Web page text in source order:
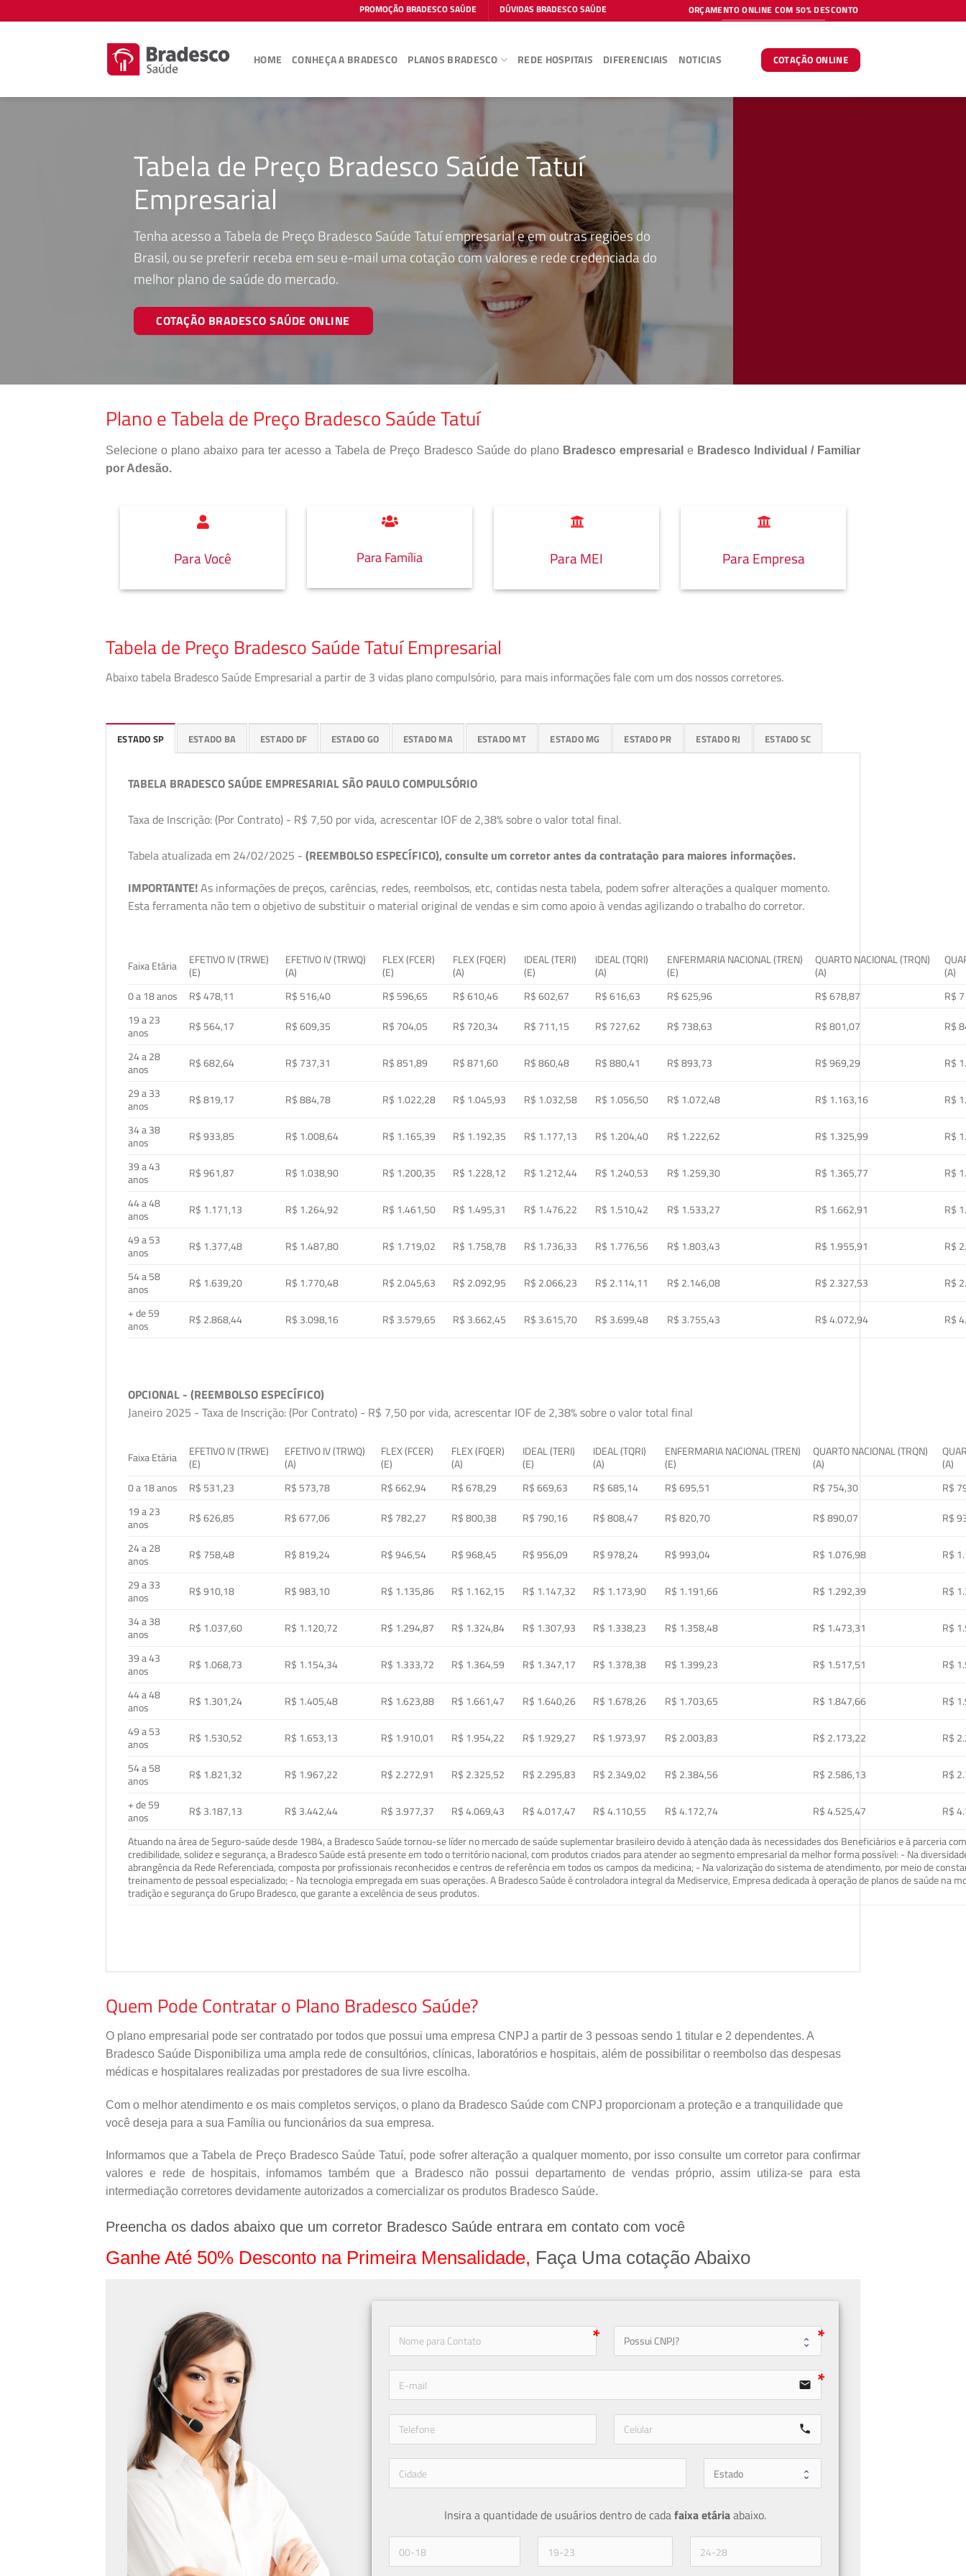
to
PROMOÇÃO BRADESCO SAÚDE DÚVIDAS BRADESCO SAÚDE ORÇAMENTO ONLINE COM 50% DESCONTO
HOME CONHEÇA A BRADESCO PLANOS BRADESCO REDE HOSPITAIS DIFERENCIAIS NOTICIAS COTAÇÃO ONLINE
Tabela de Preço Bradesco Saúde Tatuí
Empresarial
Tenha acesso a Tabela de Preço Bradesco Saúde Tatuí empresarial e em outras regiões do
Brasil, ou se preferir receba em seu e-mail uma cotação com valores e rede credenciada do
melhor plano de saúde do mercado.
COTAÇÃO BRADESCO SAÚDE ONLINE
Plano e Tabela de Preço Bradesco Saúde Tatuí
Selecione o plano abaixo para ter acesso a Tabela de Preço Bradesco Saúde do plano Bradesco empresarial e Bradesco Individual / Familiar
por Adesão.
Para Você Para Família Para MEI Para Empresa
Tabela de Preço Bradesco Saúde Tatuí Empresarial
Abaixo tabela Bradesco Saúde Empresarial a partir de 3 vidas plano compulsório, para mais informações fale com um dos nossos corretores.
ESTADO SP ESTADO BA ESTADO DF ESTADO GO ESTADO MA ESTADO MT ESTADO MG ESTADO PR ESTADO RJ ESTADO SC
TABELA BRADESCO SAÚDE EMPRESARIAL SÃO PAULO COMPULSÓRIO
Taxa de Inscrição: (Por Contrato) - R$ 7,50 por vida, acrescentar IOF de 2,38% sobre o valor total final.
Tabela atualizada em 24/02/2025 - (REEMBOLSO ESPECÍFICO), consulte um corretor antes da contratação para maiores informações.
IMPORTANTE!As informações de preços, carências, redes, reembolsos, etc, contidas nesta tabela, podem sofrer alterações a qualquer momento.
Esta ferramenta não tem o objetivo de substituir o material original de vendas e sim como apoio à vendas agilizando o trabalho do corretor.
Faixa Etária
EFETIVO IV (TRWE)
(E)
EFETIVO IV (TRWQ)
(A)
FLEX (FCER)
(E)
FLEX (FQER)
(A)
IDEAL (TERI)
(E)
IDEAL (TQRI)
(A)
ENFERMARIA NACIONAL (TREN)
(E)
QUARTO NACIONAL (TRQN)
(A)
(A)
0 a 18 anos
R$ 478,11 R$ 516,40 R$ 596,65 R$ 610,46 R$ 602,67 R$ 616,63 R$ 625,96 R$ 678,87
R$
19 a 23
anos
R$ 564,17 R$ 609,35 R$ 704,05 R$ 720,34 R$ 711,15 R$ 727,62 R$ 738,63 R$ 801,07
R$
24 a 28
anos
R$ 682,64 R$ 737,31 R$ 851,89 R$ 871,60 R$ 860,48 R$ 880,41 R$ 893,73 R$ 969,29
R$
29 a 33
anos
R$ 819,17 R$ 884,78 R$ 1.022,28 R$ 1.045,93 R$ 1.032,58 R$ 1.056,50 R$ 1.072,48 R$ 1.163,16
R$
34 a 38
anos
R$ 933,85 R$ 1.008,64 R$ 1.165,39 R$ 1.192,35 R$ 1.177,13 R$ 1.204,40 R$ 1.222,62 R$ 1.325,99
R$
39 a 43
anos
R$ 961,87 R$ 1.038,90 R$ 1.200,35 R$ 1.228,12 R$ 1.212,44 R$ 1.240,53 R$ 1.259,30 R$ 1.365,77
R$
44 a 48
anos
R$ 1.171,13 R$ 1.264,92 R$ 1.461,50 R$ 1.495,31 R$ 1.476,22 R$ 1.510,42 R$ 1.533,27 R$ 1.662,91
R$
49 a 53
anos
R$ 1.377,48 R$ 1.487,80 R$ 1.719,02 R$ 1.758,78 R$ 1.736,33 R$ 1.776,56 R$ 1.803,43 R$ 1.955,91
R$
54 a 58
anos
R$ 1.639,20 R$ 1.770,48 R$ 2.045,63 R$ 2.092,95 R$ 2.066,23 R$ 2.114,11 R$ 2.146,08 R$ 2.327,53
R$
+ de 59
anos
R$ 2.868,44 R$ 3.098,16 R$ 3.579,65 R$ 3.662,45 R$ 3.615,70 R$ 3.699,48 R$ 3.755,43 R$ 4.072,94 R$
OPCIONAL - (REEMBOLSO ESPECÍFICO)
Janeiro 2025 - Taxa de Inscrição: (Por Contrato) - R$ 7,50 por vida, acrescentar IOF de 2,38% sobre o valor total final
Faixa Etária
EFETIVO IV (TRWE)
(E)
EFETIVO IV (TRWQ)
(A)
FLEX (FCER)
(E)
FLEX (FQER)
(A)
IDEAL (TERI)
(E)
IDEAL (TQRI)
(A)
ENFERMARIA NACIONAL (TREN)
(E)
QUARTO NACIONAL (TRQN)
(A)
(A)
0 a 18 anos
R$ 531,23 R$ 573,78 R$ 662,94 R$ 678,29 R$ 669,63 R$ 685,14 R$ 695,51 R$ 754,30
R$
19 a 23
anos
R$ 626,85 R$ 677,06 R$ 782,27 R$ 800,38 R$ 790,16 R$ 808,47 R$ 820,70 R$ 890,07
R$
24 a 28
anos
R$ 758,48 R$ 819,24 R$ 946,54 R$ 968,45 R$ 956,09 R$ 978,24 R$ 993,04 R$ 1.076,98
R$
29 a 33
anos
R$ 910,18 R$ 983,10 R$ 1.135,86 R$ 1.162,15 R$ 1.147,32 R$ 1.173,90 R$ 1.191,66 R$ 1.292,39
R$
34 a 38
anos
R$ 1.037,60 R$ 1.120,72 R$ 1.294,87 R$ 1.324,84 R$ 1.307,93 R$ 1.338,23 R$ 1.358,48 R$ 1.473,31
R$
39 a 43
anos
R$ 1.068,73 R$ 1.154,34 R$ 1.333,72 R$ 1.364,59 R$ 1.347,17 R$ 1.378,38 R$ 1.399,23 R$ 1.517,51
R$
44 a 48
anos
R$ 1.301,24 R$ 1.405,48 R$ 1.623,88 R$ 1.661,47 R$ 1.640,26 R$ 1.678,26 R$ 1.703,65 R$ 1.847,66
R$
49 a 53
anos
R$ 1.530,52 R$ 1.653,13 R$ 1.910,01 R$ 1.954,22 R$ 1.929,27 R$ 1.973,97 R$ 2.003,83 R$ 2.173,22
R$
54 a 58
anos
R$ 1.821,32 R$ 1.967,22 R$ 2.272,91 R$ 2.325,52 R$ 2.295,83 R$ 2.349,02 R$ 2.384,56 R$ 2.586,13
R$
+ de 59
anos
R$ 3.187,13 R$ 3.442,44 R$ 3.977,37 R$ 4.069,43 R$ 4.017,47 R$ 4.110,55 R$ 4.172,74 R$ 4.525,47
R$
Atuando na área de Seguro-saúde desde 1984, a Bradesco Saúde tornou-se líder no mercado de saúde suplementar brasileiro devido à atenção dada às necessidades dos Beneficiários e à parceria
credibilidade, solidez e segurança, a Bradesco Saúde está presente em todo o território nacional, com produtos criados para atender ao segmento empresarial da melhor forma possível: - Na
abrangência da Rede Referenciada, composta por profissionais reconhecidos e centros de referência em todos os campos da medicina; - Na valorização do sistema de atendimento, por meio de
treinamento de pessoal especializado; - Na tecnologia empregada em suas operações. A Bradesco Saúde é controladora integral da Mediservice, Empresa dedicada à operação de planos de saúde na
tradição e segurança do Grupo Bradesco, que garante a excelência de seus produtos.
Quem Pode Contratar o Plano Bradesco Saúde?
O plano empresarial pode ser contratado por todos que possui uma empresa CNPJ a partir de 3 pessoas sendo 1 titular e 2 dependentes. A
Bradesco Saúde Disponibiliza uma ampla rede de consultórios, clínicas, laboratórios e hospitais, além de possibilitar o reembolso das despesas
médicas e hospitalares realizadas por prestadores de sua livre escolha.
Com o melhor atendimento e os mais completos serviços, o plano da Bradesco Saúde com CNPJ proporcionam a proteção e a tranquilidade que
você deseja para a sua Família ou funcionários da sua empresa.
Informamos que a Tabela de Preço Bradesco Saúde Tatuí, pode sofrer alteração a qualquer momento, por isso consulte um corretor para confirmar
valores e rede de hospitais, infomamos também que a Bradesco não possui departamento de vendas próprio, assim utiliza-se para esta
intermediação corretores devidamente autorizados a comercializar os produtos Bradesco Saúde.
Preencha os dados abaixo que um corretor Bradesco Saúde entrara em contato com você
Ganhe Até 50% Desconto na Primeira Mensalidade, Faça Uma cotação Abaixo
icon-user
email
icon-phone call
Insira a quantidade de usuários dentro de cada faixa etária abaixo.